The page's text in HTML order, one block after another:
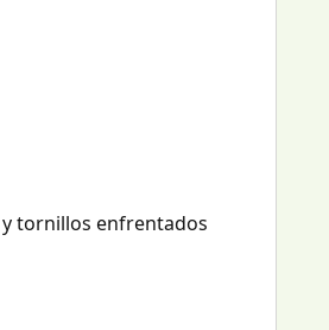
tornillos enfrentados